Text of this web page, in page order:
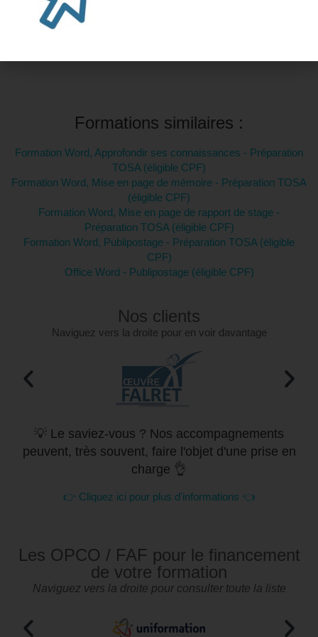
Formations similaires :
Formation Word, Approfondir ses connaissances - Préparation
TOSA (éligible CPF)
Formation Word, Mise en page de mémoire - Préparation TOSA
(éligible CPF)
Formation Word, Mise en page de rapport de stage -
Préparation TOSA (éligible CPF)
Formation Word, Publipostage - Préparation TOSA (éligible
CPF)
Office Word - Publipostage (éligible CPF)
Nos clients
Naviguez vers la droite pour en voir davantage
💡 Le saviez-vous ? Nos accompagnements
peuvent, très souvent, faire l'objet d'une prise en
charge 👌
👉 Cliquez ici pour plus d'informations 👈
Les OPCO / FAF pour le financement
de votre formation
Naviguez vers la droite pour consulter toute la liste